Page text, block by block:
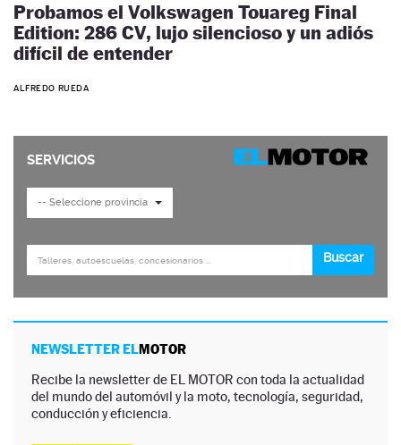
Probamos el Volkswagen Touareg Final
Edition: 286 CV, lujo silencioso y un adiós
difícil de entender
ALFREDO RUEDA
NEWSLETTER ELMOTOR
Recibe la newsletter de EL MOTOR con toda la actualidad
del mundo del automóvil y la moto, tecnología, seguridad,
conducción y eficiencia.